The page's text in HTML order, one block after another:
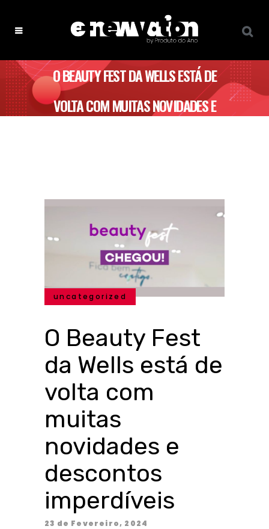
O BEAUTY FEST DA WELLS ESTÁ DE
VOLTA COM MUITAS NOVIDADES E
uncategorized
O Beauty Fest
da Wells está de
volta com
muitas
novidades e
descontos
imperdíveis
23 de Fevereiro, 2024